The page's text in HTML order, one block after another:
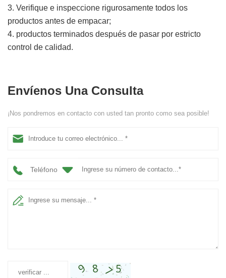
3. Verifique e inspeccione rigurosamente todos los
productos antes de empacar;
4. productos terminados después de pasar por estricto
control de calidad.
Envíenos Una Consulta
¡Nos pondremos en contacto con usted tan pronto como sea posible!
Teléfono